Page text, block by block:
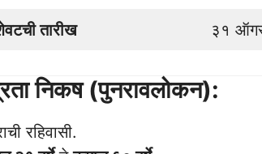
तारीख ३१
निकष (पुनरावलोकन):
रहिवासी.